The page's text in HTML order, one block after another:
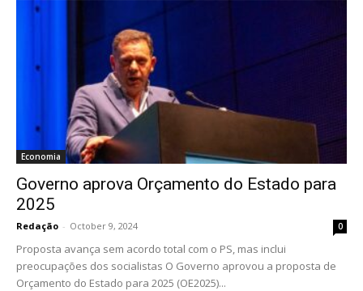
Economia
Governo aprova Orçamento do Estado para
2025
Redação - October 9, 2024 0
Proposta avança sem acordo total com o PS, mas inclui
preocupações dos socialistas O Governo aprovou a proposta de
Orçamento do Estado para 2025 (OE2025)...